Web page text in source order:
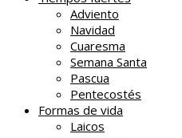
Adviento
Navidad
Cuaresma
Semana Santa
Pascua
Pentecostés
Formas de vida
Laicos